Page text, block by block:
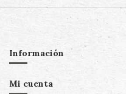
Información
Mi cuenta